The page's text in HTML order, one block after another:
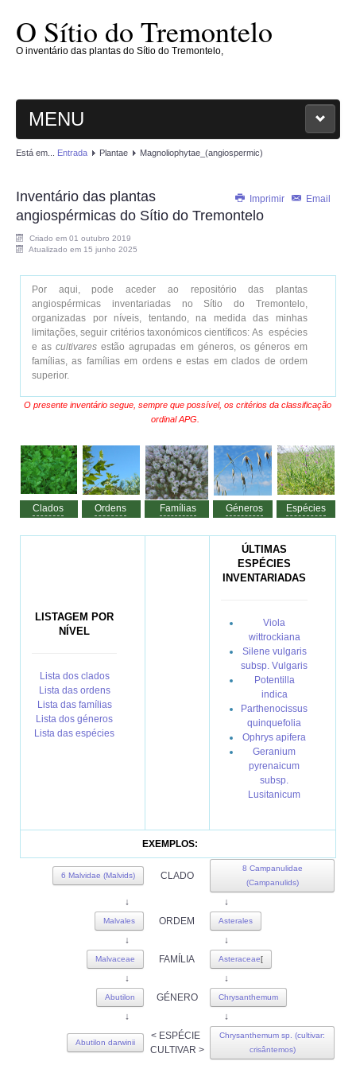
O Sítio do Tremontelo
O inventário das plantas do Sítio do Tremontelo,
MENU
ENTRADA
O SÍTIO
PLANTAE
MAGNOLIOPHYTAE
FUNGI
ANIMALIA
PROCESSOS
VISITAS
ACERCA DE
Está em... Entrada Plantae Magnoliophytae_(angiospermic)
Imprimir Email
Inventário das plantas
angiospérmicas do Sítio do Tremontelo
Criado em 01 outubro 2019
Atualizado em 15 junho 2025
Por aqui, pode aceder ao repositório das plantas
angiospérmicas inventariadas no Sítio do Tremontelo,
organizadas por níveis, tentando, na medida das minhas
limitações, seguir critérios taxonómicos científicos: As espécies
e ascultivares estão agrupadas em géneros, os géneros em
famílias, as famílias em ordens e estas em clados de ordem
superior.
O presente inventário segue, sempre que possível, os critérios da classificação
ordinal APG
Clados Ordens Famílias Géneros Espécies
LISTAGEM POR
NÍVEL
Lista dos clados
Lista das ordens
Lista das famílias
Lista dos géneros
Lista das espécies
ÚLTIMAS
ESPÉCIES
INVENTARIADAS
Viola
wittrockiana
Silene vulgaris
subsp. Vulgaris
Potentilla
indica
Parthenocissus
quinquefolia
Ophrys apifera
Geranium
pyrenaicum
subsp.
Lusitanicum
EXEMPLOS:
6 Malvidae (Malvids) CLADO
8 Campanulidae
(Campanulids)
↓ ↓
Malvales ORDEM Asterales
↓ ↓
Malvaceae FAMÍLIA Asteraceae[
↓ ↓
Abutilon GÉNERO Chrysanthemum
↓ ↓
Abutilon darwinii
< ESPÉCIE
CULTIVAR >
Chrysanthemum sp. (cultivar:
crisântemos)